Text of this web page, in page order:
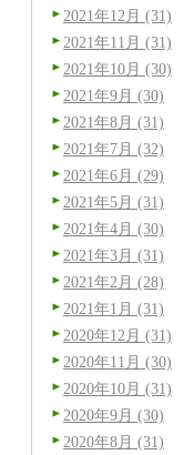
2021年12月 (31)
2021年11月 (31)
2021年10月 (30)
2021年9月 (30)
2021年8月 (31)
2021年7月 (32)
2021年6月 (29)
2021年5月 (31)
2021年4月 (30)
2021年3月 (31)
2021年2月 (28)
2021年1月 (31)
2020年12月 (31)
2020年11月 (30)
2020年10月 (31)
2020年9月 (30)
2020年8月 (31)